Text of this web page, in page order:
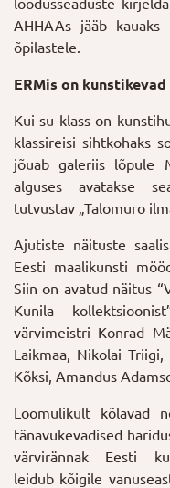
loodusseaduste
AHHAAs jääb
õpilastele.
ERMis on kunstikevad
Kui su klass on
klassireisi sihtkohaks
jõuab galeriis lõpule
alguses avatakse
tutvustav „Talomuro
Ajutiste näituste
Eesti maalikunsti
Siin on avatud näitus
Kunila
värvimeistri Konrad
Laikmaa, Nikolai
Kõksi, Amandus
Loomulikult kõlavad
tänavukevadised
värvirännak Eesti
leidub kõigile